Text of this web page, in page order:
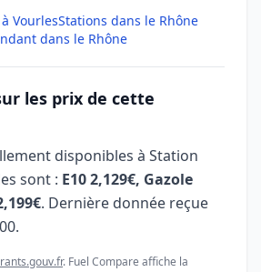
VourlesStations dans le Rhône
dans le Rhône
les prix de cette
disponibles à Station
sont : E10 2,129€, Gazole
. Dernière donnée reçue
.
. Fuel Compare affiche la